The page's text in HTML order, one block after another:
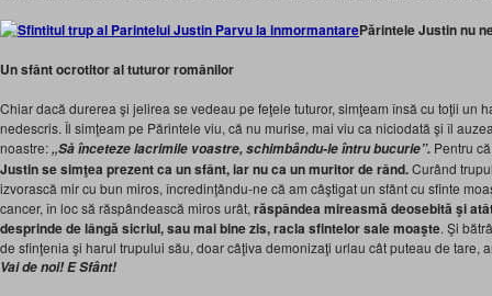
Părintele Justin nu
Un sfânt ocrotitor al tuturor românilor
Chiar dacă durerea şi jelirea se vedeau pe feţele tuturor, simţeam însă cu toţii un
nedescris. Îl simţeam pe Părintele viu, că nu murise, mai viu ca niciodată şi îl
noastre:„Să înceteze lacrimile voastre, schimbându-le întru bucurie”. Pentru
Justin se simţea prezent ca un sfânt, iar nu ca un muritor de rând.Curând
izvorască mir cu bun miros, încredinţându-ne că am câştigat un sfânt cu sfinte
cancer, în loc să răspândească miros urât, răspândea mireasmă deosebită şi
desprinde de lângă sicriul, sau mai binezis, racla sfintelorsale moaşte. Şi
de sfinţenia şi harul trupului său, doar câţiva demonizaţi urlau cât puteau de tare,
Vai de noi! ESfânt!